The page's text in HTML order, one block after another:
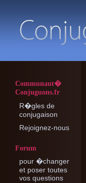
Communaut�
Conjuguons.fr
R�gles de
conjugaison
Rejoignez-nous
Forum
pour �changer
et poser toutes
vos questions